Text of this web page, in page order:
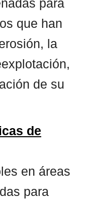
para
que han
la
de su
de
en áreas
para